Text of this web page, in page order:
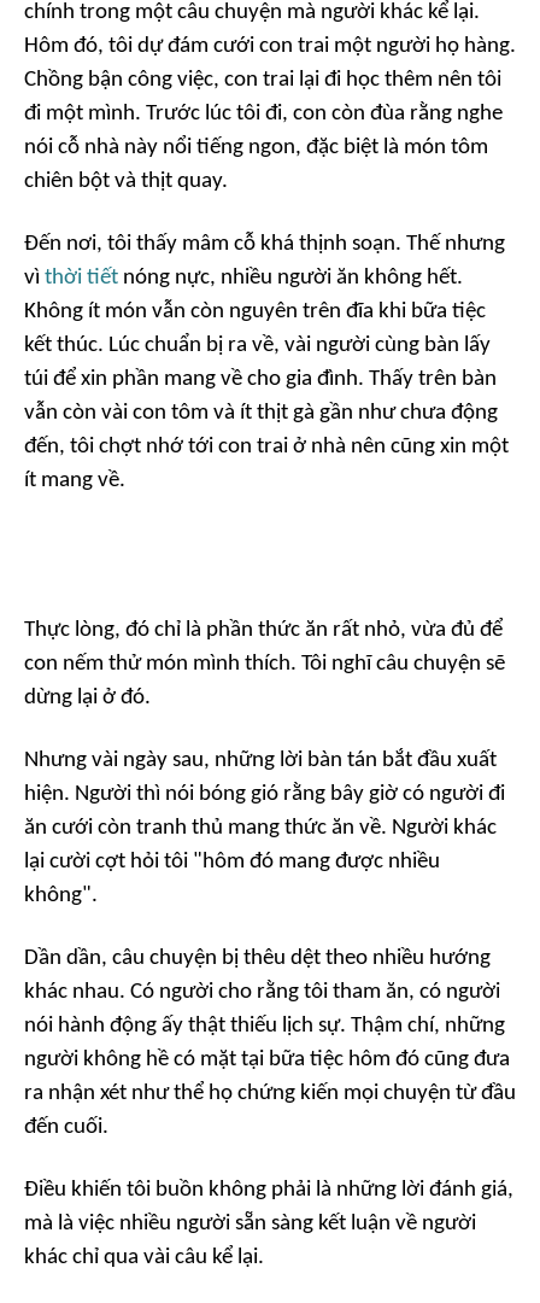
chính trong một câu chuyện mà người khác kể lại.
Hôm đó, tôi dự đám cưới con trai một người họ hàng.
Chồng bận công việc, con trai lại đi học thêm nên tôi
đi một mình. Trước lúc tôi đi, con còn đùa rằng nghe
nói cỗ nhà này nổi tiếng ngon, đặc biệt là món tôm
chiên bột và thịt quay.
Đến nơi, tôi thấy mâm cỗ khá thịnh soạn. Thế nhưng
vì thời tiết nóng nực, nhiều người ăn không hết.
Không ít món vẫn còn nguyên trên đĩa khi bữa tiệc
kết thúc. Lúc chuẩn bị ra về, vài người cùng bàn lấy
túi để xin phần mang về cho gia đình. Thấy trên bàn
vẫn còn vài con tôm và ít thịt gà gần như chưa động
đến, tôi chợt nhớ tới con trai ở nhà nên cũng xin một
ít mang về.
Thực lòng, đó chỉ là phần thức ăn rất nhỏ, vừa đủ để
con nếm thử món mình thích. Tôi nghĩ câu chuyện sẽ
dừng lại ở đó.
Nhưng vài ngày sau, những lời bàn tán bắt đầu xuất
hiện. Người thì nói bóng gió rằng bây giờ có người đi
ăn cưới còn tranh thủ mang thức ăn về. Người khác
lại cười cợt hỏi tôi "hôm đó mang được nhiều
không".
Dần dần, câu chuyện bị thêu dệt theo nhiều hướng
khác nhau. Có người cho rằng tôi tham ăn, có người
nói hành động ấy thật thiếu lịch sự. Thậm chí, những
người không hề có mặt tại bữa tiệc hôm đó cũng đưa
ra nhận xét như thể họ chứng kiến mọi chuyện từ đầu
đến cuối.
Điều khiến tôi buồn không phải là những lời đánh giá,
mà là việc nhiều người sẵn sàng kết luận về người
khác chỉ qua vài câu kể lại.